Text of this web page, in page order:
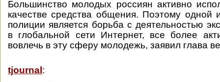
Большинство молодых россиян активно
качестве средства общения. Поэтому одной
полиции является борьба с деятельностью
в глобальной сети Интернет, все более
вовлечь в эту сферу молодежь, заявил глава
tjournal :